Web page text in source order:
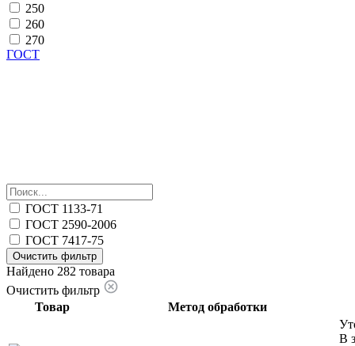
250
260
270
ГОСТ
ГОСТ 1133-71
ГОСТ 2590-2006
ГОСТ 7417-75
Очистить фильтр
Найдено 282 товара
Очистить фильтр
Товар
Метод обработки
В